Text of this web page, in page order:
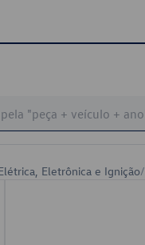
Eletrônica e Ignição/